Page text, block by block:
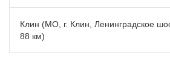
Клин (МО, г. Клин, Ленинградское
88 км)